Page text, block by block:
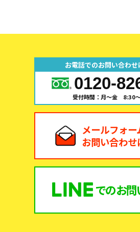
お電話でのお問い合わせ
0120-
受付時間：月～金 8:30
メールフォー
お問い合わせ
でのお